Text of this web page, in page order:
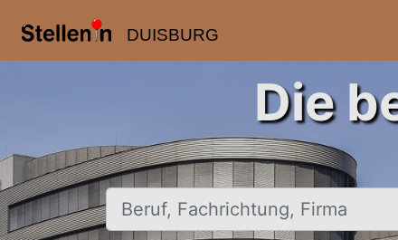
DUISBURG
Die
Beruf, Fachrichtung, Firma